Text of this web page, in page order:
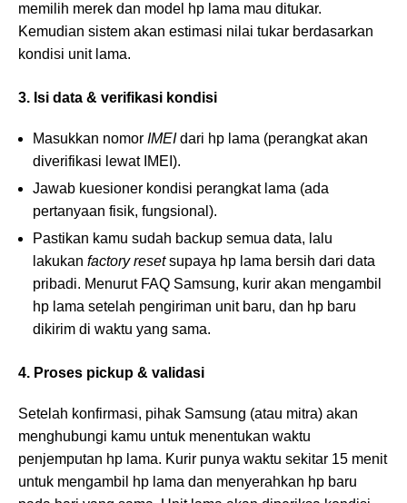
memilih merek dan model hp lama mau ditukar.
Kemudian sistem akan estimasi nilai tukar berdasarkan
kondisi unit lama.
3. Isi data & verifikasi kondisi
Masukkan nomor IMEI dari hp lama (perangkat akan
diverifikasi lewat IMEI).
Jawab kuesioner kondisi perangkat lama (ada
pertanyaan fisik, fungsional).
Pastikan kamu sudah backup semua data, lalu
lakukan factory resetsupaya hp lama bersih dari data
pribadi. Menurut FAQ Samsung, kurir akan mengambil
hp lama setelah pengiriman unit baru, dan hp baru
dikirim di waktu yang sama.
4. Proses pickup & validasi
Setelah konfirmasi, pihak Samsung (atau mitra) akan
menghubungi kamu untuk menentukan waktu
penjemputan hp lama. Kurir punya waktu sekitar 15 menit
untuk mengambil hp lama dan menyerahkan hp baru